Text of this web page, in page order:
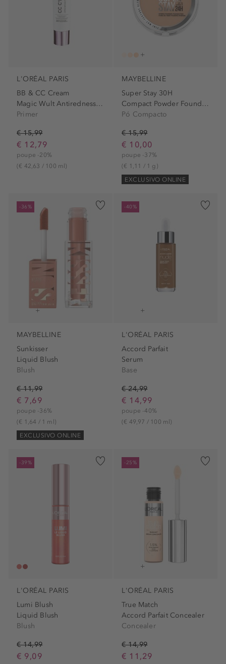
L'ORÉAL PARIS
BB & CC Cream
Magic Wult Antiredness Green
Primer
€ 15,99
€ 12,79
poupe -20%
(€ 42,63 / 100 ml)
MAYBELLINE
Super Stay 30H
Compact Powder Foundation
Pó Compacto
€ 15,99
€ 10,00
poupe -37%
(€ 1,11 / 1 g)
EXCLUSIVO ONLINE
-36%
MAYBELLINE
Sunkisser
Liquid Blush
Blush
€ 11,99
€ 7,69
poupe -36%
(€ 1,64 / 1 ml)
EXCLUSIVO ONLINE
-40%
L'ORÉAL PARIS
Accord Parfait
Serum
Base
€ 24,99
€ 14,99
poupe -40%
(€ 49,97 / 100 ml)
-39%
L'ORÉAL PARIS
Lumi Blush
Liquid Blush
Blush
€ 14,99
€ 9,09
-25%
L'ORÉAL PARIS
True Match
Accord Parfait Concealer
Concealer
€ 14,99
€ 11,29